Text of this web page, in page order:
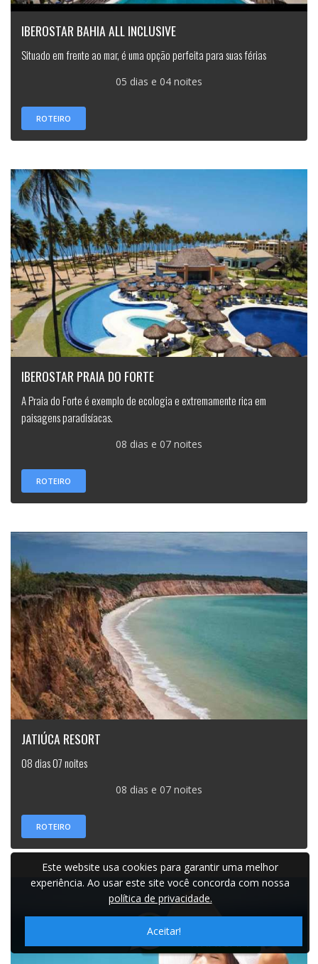
IBEROSTAR BAHIA ALL INCLUSIVE
Situado em frente ao mar, é uma opção perfeita para suas férias
05 dias e 04 noites
ROTEIRO
IBEROSTAR PRAIA DO FORTE
A Praia do Forte é exemplo de ecologia e extremamente rica em
paisagens paradisíacas.
08 dias e 07 noites
ROTEIRO
JATIÚCA RESORT
08 dias 07 noites
08 dias e 07 noites
ROTEIRO
Este website usa cookies para garantir uma melhor
experiência. Ao usar este site você concorda com nossa
política de privacidade.
Aceitar!